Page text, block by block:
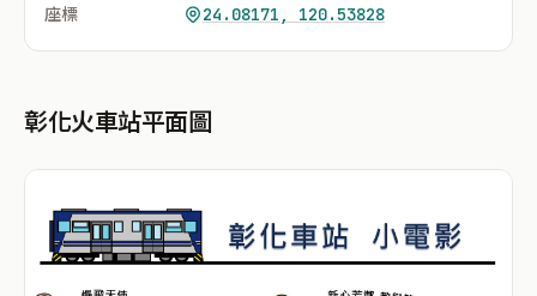
座標 24.08171, 120.53828
彰化火車站平面圖